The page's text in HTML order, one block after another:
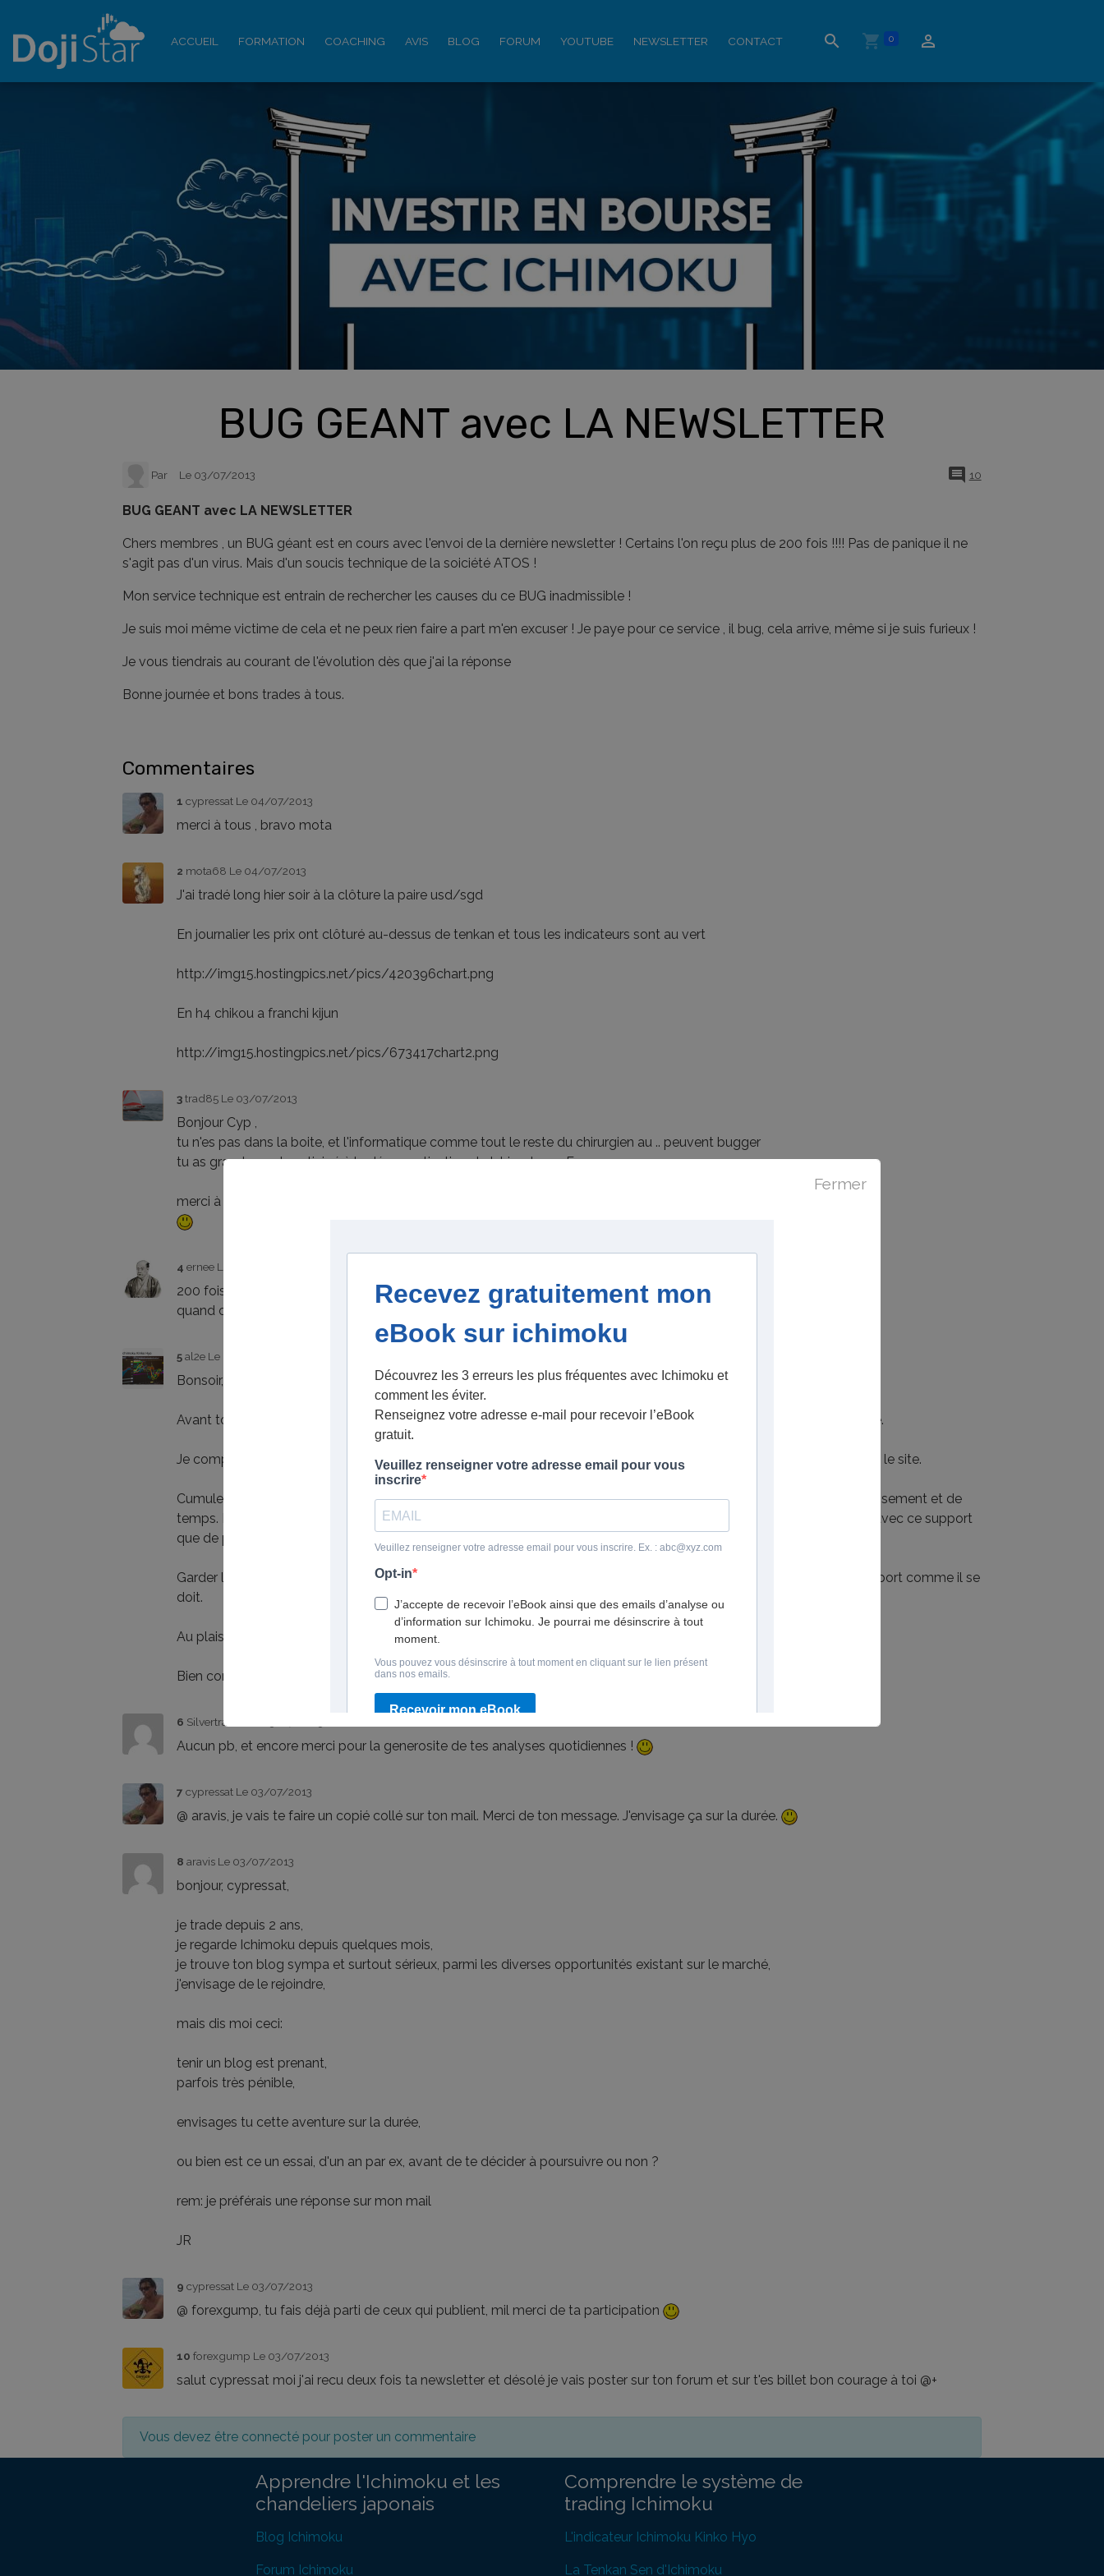
ACCUEIL FORMATION COACHING AVIS BLOG FORUM YOUTUBE NEWSLETTER CONTACT 0
BUG GEANT avec LA NEWSLETTER
Par Le 03/07/2013 10
BUG GEANT avec LA NEWSLETTER
Chers membres , un BUG géant est en cours avec l'envoi de la dernière newsletter ! Certains l'on reçu plus de 200 fois !!!! Pas de panique il ne
s'agit pas d'un virus. Mais d'un soucis technique de la soiciété ATOS !
Mon service technique est entrain de rechercher les causes du ce BUG inadmissible !
Je suis moi même victime de cela et ne peux rien faire a part m'en excuser ! Je paye pour ce service , il bug, cela arrive, même si je suis furieux !
Je vous tiendrais au courant de l'évolution dès que j'ai la réponse
Bonne journée et bons trades à tous.
Commentaires
1 cypressat Le 04/07/2013
merci à tous , bravo mota
2 mota68 Le 04/07/2013
J'ai tradé long hier soir à la clôture la paire usd/sgd
En journalier les prix ont clôturé au-dessus de tenkan et tous les indicateurs sont au vert
http://img15.hostingpics.net/pics/420396chart.png
En h4 chikou a franchi kijun
http://img15.hostingpics.net/pics/673417chart2.png
3 trad85 Le 03/07/2013
Bonjour Cyp ,
tu n'es pas dans la boite, et l'informatique comme tout le reste du chirurgien au .. peuvent bugger
tu as grandement participé à la démocratisation de Ichimoku en France.
merci à toi
4 ernee Le 03/07/2013
200 fois ?
quand on aime, on ne compte pas !
5 al2e Le 03/07/2013
Bonsoir,
Avant tout encore merci pour les newsletters (malgré le bug de ce jour) et le travail d'analyse réalisé chaque semaine.
Je comprends fort bien votre message et je m'engage a participer au maximum de mes possibilités afin de faire vivre le site.
Cumuler au quotidien un travail et les mises a jours d'un site de qualité comme celui-ci demande beaucoup d'investissement et de
temps. Le temps c'est de l'argent, si le site reste de qualité je préfère payer pour rester membre et pouvoir travailler avec ce support
que de perdre le moteur de ce site par démotivation suite au manque d'implication des abonnés d'une newsletter.
Garder la même détermination adapter les conditions d'abonnement si besoin, mais continuons de faire vivre ce support comme il se
doit.
Au plaisir de lire vos prochaines analyses !
Bien cordialement,
6 Silvertrader
Aucun pb, et encore merci pour la generosite de tes analyses quotidiennes !
7 cypressat Le 03/07/2013
@ aravis, je vais te faire un copié collé sur ton mail. Merci de ton message. J'envisage ça sur la durée.
8 aravis Le 03/07/2013
bonjour, cypressat,
je trade depuis 2 ans,
je regarde Ichimoku depuis quelques mois,
je trouve ton blog sympa et surtout sérieux, parmi les diverses opportunités existant sur le marché,
j'envisage de le rejoindre,
mais dis moi ceci:
tenir un blog est prenant,
parfois très pénible,
envisages tu cette aventure sur la durée,
ou bien est ce un essai, d'un an par ex, avant de te décider à poursuivre ou non ?
rem: je préférais une réponse sur mon mail
JR
9 cypressat Le 03/07/2013
@ forexgump, tu fais déjà parti de ceux qui publient, mil merci de ta participation
10 forexgump Le 03/07/2013
salut cypressat moi j'ai recu deux fois ta newsletter et désolé je vais poster sur ton forum et sur t'es billet bon courage à toi @+
Vous devez être connecté pour poster un commentaire
Apprendre l'Ichimoku et les
chandeliers japonais
Blog Ichimoku
Forum Ichimoku
Comprendre le système de
trading Ichimoku
L'indicateur Ichimoku Kinko Hyo
La Tenkan Sen d'Ichimoku
Fermer